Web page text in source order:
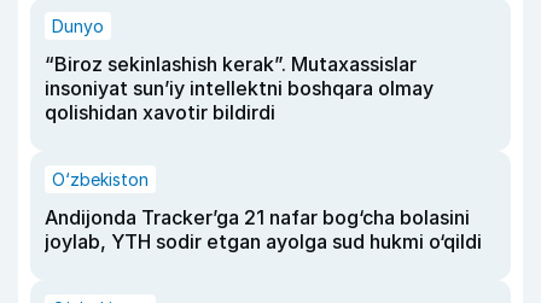
Dunyo
“Biroz sekinlashish kerak”. Mutaxassislar
insoniyat sun’iy intellektni boshqara olmay
qolishidan xavotir bildirdi
O‘zbekiston
Andijonda Tracker’ga 21 nafar bog‘cha bolasini
joylab, YTH sodir etgan ayolga sud hukmi o‘qildi